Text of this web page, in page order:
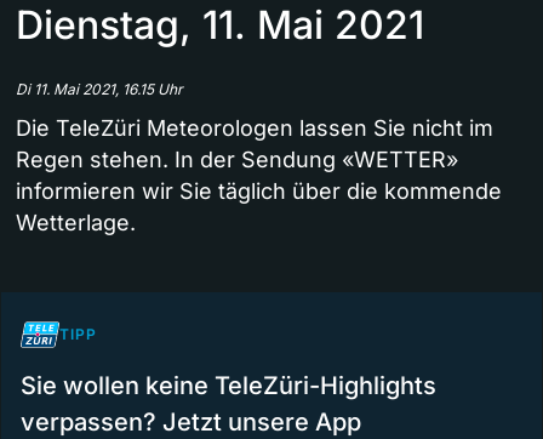
Dienstag, 11. Mai 2021
Di 11. Mai 2021, 16.15 Uhr
Die TeleZüri Meteorologen lassen Sie nicht im
Regen stehen. In der Sendung «WETTER»
informieren wir Sie täglich über die kommende
Wetterlage.
TIPP
Sie wollen keine TeleZüri-Highlights
verpassen? Jetzt unsere App